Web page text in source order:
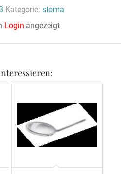
Kategorie: stoma
Login angezeigt